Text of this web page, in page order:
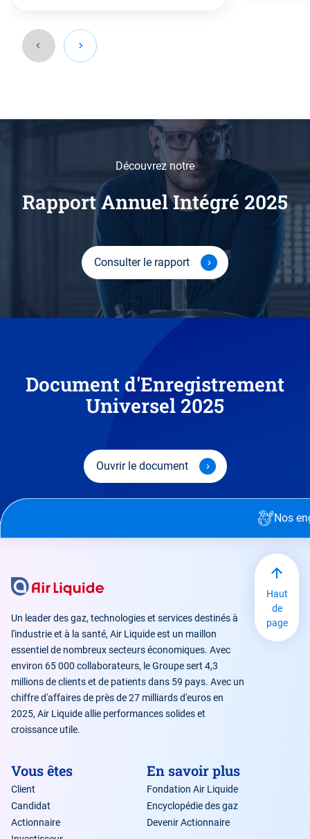
Nos
Découvrez notre
Rapport Annuel Intégré 2025
Consulter le rapport
Document d'Enregistrement
Universel 2025
Ouvrir le document
Un leader des gaz, technologies et services destinés à
l'industrie et à la santé, Air Liquide est un maillon
essentiel de nombreux secteurs économiques. Avec
environ 65 000 collaborateurs, le Groupe sert 4,3
millions de clients et de patients dans 59 pays. Avec un
chiffre d'affaires de près de 27 milliards d'euros en
2025, Air Liquide allie performances solides et
croissance utile.
Vous êtes
Client
Candidat
Actionnaire
En savoir plus
Fondation Air Liquide
Encyclopédie des gaz
Devenir Actionnaire
Haut
de
page